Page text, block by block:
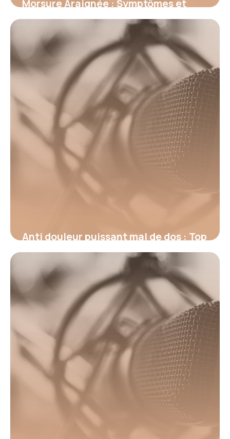
Morsure Araignée : Symptômes et
Premiers Secours
18 juin 2026
Anti douleur puissant mal de dos : Top
2026
17 juin 2026